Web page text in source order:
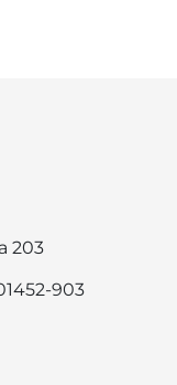
203
903